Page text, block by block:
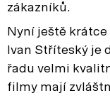
zákazníků.
Nyní ještě
Ivan Stříteský je
řadu velmi
filmy mají